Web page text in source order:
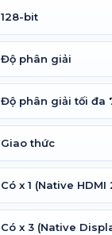
128-bit
Độ phân giải
Độ phân giải tối đa
Giao thức
Có x 1 (Native HDMI
Có x 3 (Native